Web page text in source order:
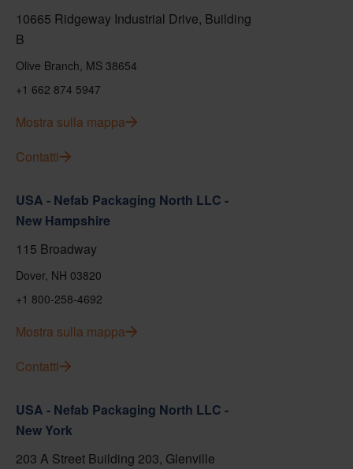
10665 Ridgeway Industrial Drive, Building
B
Olive Branch, MS 38654
+1 662 874 5947
Mostra sulla mappa
Contatti
USA - Nefab Packaging North LLC -
New Hampshire
115 Broadway
Dover, NH 03820
+1 800-258-4692
Mostra sulla mappa
Contatti
USA - Nefab Packaging North LLC -
New York
203 A Street Building 203, Glenville